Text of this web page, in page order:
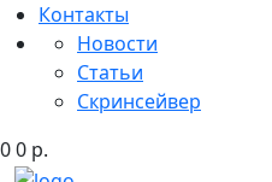
Контакты
Новости
Статьи
Скринсейвер
00 р.